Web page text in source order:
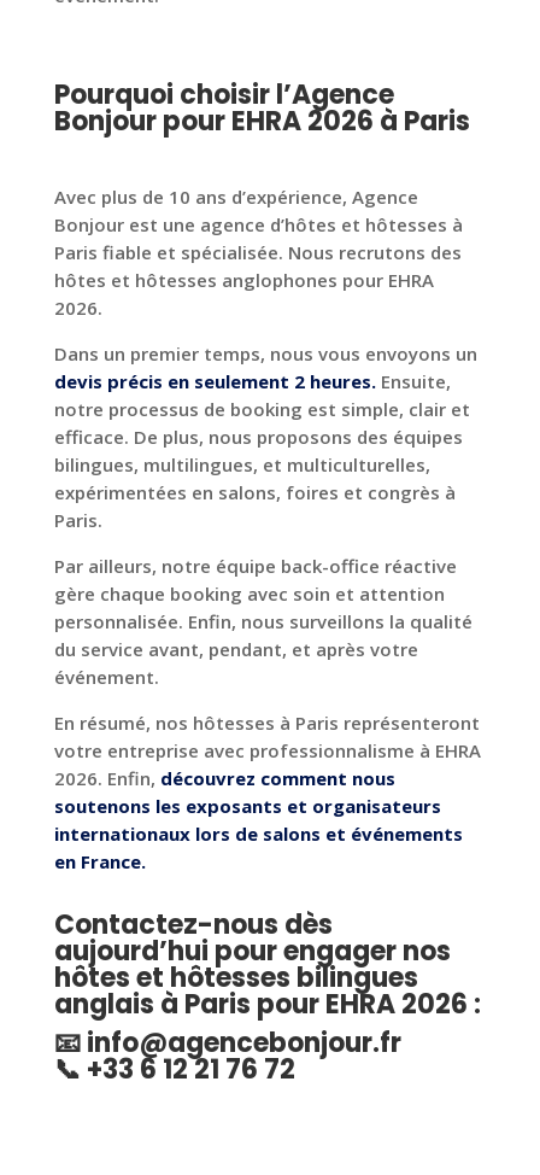
Pourquoi choisir l’Agence
Bonjour pour EHRA 2026 à Paris
Avec plus de 10 ans d’expérience, Agence
Bonjour est une agence d’hôtes et hôtesses à
Paris fiable et spécialisée. Nous recrutons des
hôtes et hôtesses anglophones pour EHRA
2026.
Dans un premier temps, nous vous envoyons un
devis précis en seulement 2 heures.Ensuite,
notre processus de booking est simple, clair et
efficace. De plus, nous proposons des équipes
bilingues, multilingues, et multiculturelles,
expérimentées en salons, foires et congrès à
Paris.
Par ailleurs, notre équipe back-office réactive
gère chaque booking avec soin et attention
personnalisée. Enfin, nous surveillons la qualité
du service avant, pendant, et après votre
événement.
En résumé, nos hôtesses à Paris représenteront
votre entreprise avec professionnalisme à EHRA
2026. Enfin, découvrez comment nous
soutenons les exposants et organisateurs
internationaux lors de salons et événements
en France.
Contactez-nous dès
aujourd’hui pour engager nos
hôtes et hôtesses bilingues
anglais à Paris pour EHRA 2026 :
📧info@agencebonjour.fr
📞 +33 6 12 21 76 72